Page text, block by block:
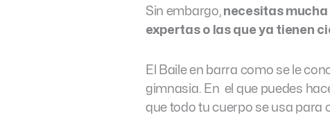
Sin embargo, necesitas
expertas o las que ya tienen
El Baile en barra como se le
gimnasia. En el que puedes
que todo tu cuerpo se usa para